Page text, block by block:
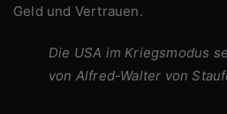
Geld und Vertrauen.
Die USA im Kriegsmodus seziert eine Inszenierung
von Alfred-Walter von